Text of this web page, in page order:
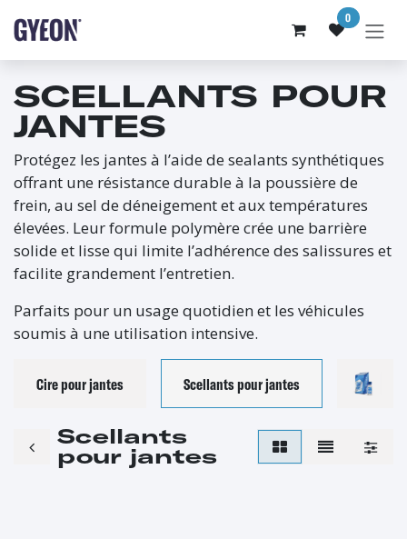
0
SCELLANTS POUR
JANTES
Protégez les jantes à l’aide de sealants synthétiques
offrant une résistance durable à la poussière de
frein, au sel de déneigement et aux températures
élevées. Leur formule polymère crée une barrière
solide et lisse qui limite l’adhérence des salissures et
facilite grandement l’entretien.
Parfaits pour un usage quotidien et les véhicules
soumis à une utilisation intensive.
Cire pour jantes Scellants pour jantes
Scellants
pour jantes